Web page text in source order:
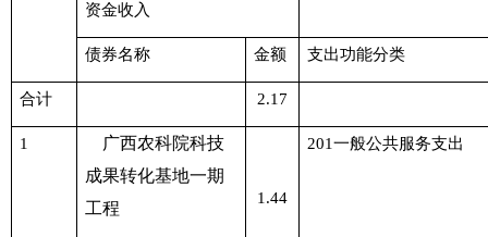
资金收入
债券名称 金额 支出功能分类
合计 2.17
1
广西农科院科技
成果转化基地一期
工程
1.44
201一般公共服务支出